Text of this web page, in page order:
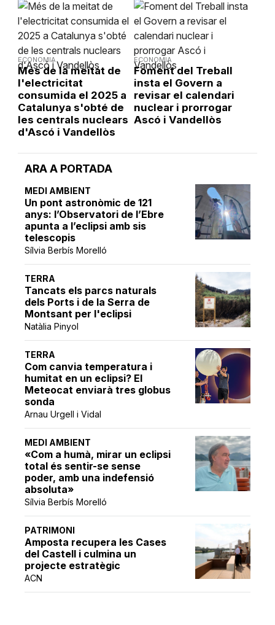
ARA A PORTADA
MEDI AMBIENT
Un pont astronòmic de 121
anys: l’Observatori de l’Ebre
apunta a l’eclipsi amb sis
telescopis
Sílvia Berbís Morelló
TERRA
Tancats els parcs naturals
dels Ports i de la Serra de
Montsant per l'eclipsi
Natàlia Pinyol
TERRA
Com canvia temperatura i
humitat en un eclipsi? El
Meteocat enviarà tres globus
sonda
Arnau Urgell i Vidal
MEDI AMBIENT
«Com a humà, mirar un eclipsi
total és sentir-se sense
poder, amb una indefensió
absoluta»
Sílvia Berbís Morelló
PATRIMONI
Amposta recupera les Cases
del Castell i culmina un
projecte estratègic
ACN
ECONOMIA
Més de la meitat de
l'electricitat
consumida el 2025 a
Catalunya s'obté de
les centrals nuclears
d'Ascó i Vandellòs
ECONOMIA
Foment del Treball
insta el Govern a
revisar el calendari
nuclear i prorrogar
Ascó i Vandellòs